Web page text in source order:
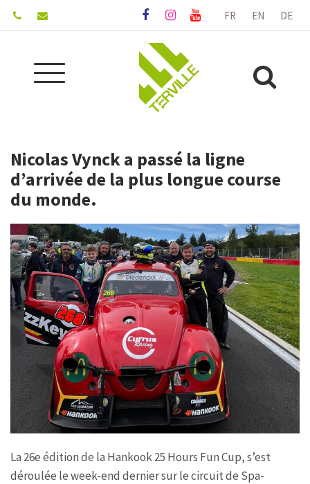
FR EN DE
Lien
le
compte
Facebook
Lien
le
compte
Instagram
Lien
chaîne
Youtube
Aller
à
Nicolas Vynck a passé la ligne
d’arrivée de la plus longue course
du monde.
La 26e édition de la Hankook 25 Hours Fun Cup, s’est
déroulée le week-end dernier sur le circuit de Spa-